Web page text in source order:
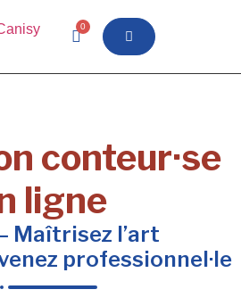
0
conteur·se
ligne
Maîtrisez l’art
professionnel·le